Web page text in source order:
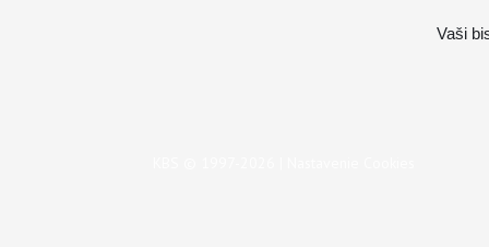
Vaši